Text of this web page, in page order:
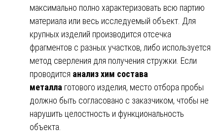
максимально полно характеризовать всю партию
материала или весь исследуемый объект. Для
крупных изделий производится отсечка
фрагментов с разных участков, либо используется
метод сверления для получения стружки. Если
проводится анализ хим состава
металла готового изделия, место отбора пробы
должно быть согласовано с заказчиком, чтобы не
нарушить целостность и функциональность
объекта.